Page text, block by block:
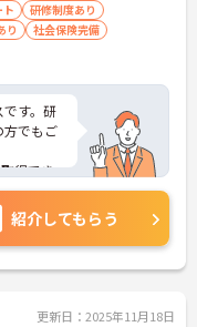
研修制度あり
り
社会保険完備
す。研
方でもご
得でき
実現して
、さら
相談くだ
紹介してもらう
更新日：2025年11月18日